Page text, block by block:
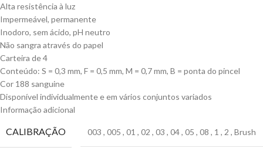
Alta resistência à luz
Impermeável, permanente
Inodoro, sem ácido, pH neutro
Não sangra através do papel
Carteira de 4
Conteúdo: S = 0,3 mm, F = 0,5 mm, M = 0,7 mm, B = ponta do pincel
Cor 188 sanguine
Disponível individualmente e em vários conjuntos variados
Informação adicional
CALIBRAÇÃO 003 , 005 , 01 , 02 , 03 , 04, 05 , 08 , 1 , 2 , Brush